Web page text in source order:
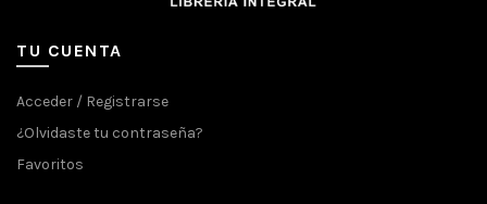
TU CUENTA
Acceder / Registrarse
¿Olvidaste tu contraseña?
Favoritos